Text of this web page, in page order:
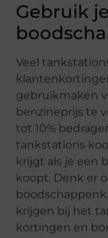
Gebruik
Veel
gebruikmaken
benzineprijs te
tot 10%
tankstations
krijgt als je een
koopt. Denk er
krijgen bij het
kortingen en